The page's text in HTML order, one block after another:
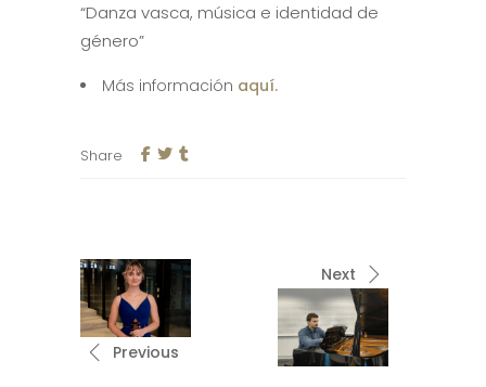
“Danza vasca, música e identidad de
género”
Más información aquí.
Share
Previous
Next